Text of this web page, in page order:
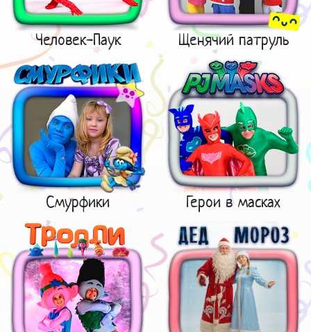
Человек-Паук Щенячий патруль
Смурфики Герои в масках